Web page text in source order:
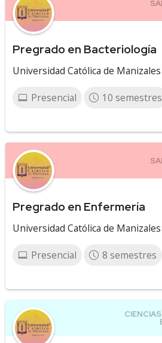
Pregrado en Bacteriología
Universidad Católica de Manizales
Presencial 10 semestres
Pregrado en Enfermería
Universidad Católica de Manizales
Presencial 8 semestres